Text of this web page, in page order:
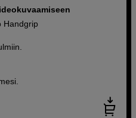
Handgrip